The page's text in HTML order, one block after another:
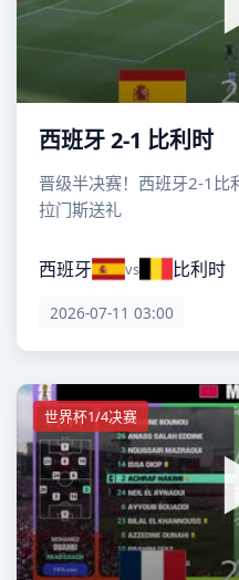
西班牙 2-1 比利时
晋级半决赛！西班牙2-1比
拉门斯送礼
西班牙 vs 比利时
2026-07-11 03:00
世界杯1/4决赛